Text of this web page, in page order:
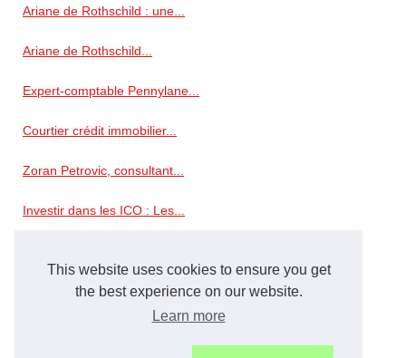
This website uses cookies to ensure you get
the best experience on our website.
Learn more
Ariane de Rothschild : une...
Ariane de Rothschild...
Expert-comptable Pennylane...
Courtier crédit immobilier...
Zoran Petrovic, consultant...
Investir dans les ICO : Les...
Simulation d'impôt 2026 pour...